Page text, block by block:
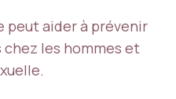
peut aider à prévenir
les hommes et